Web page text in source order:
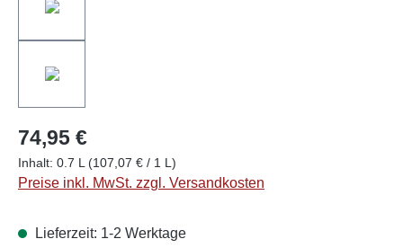
74,95 €
Inhalt: 0.7 L (107,07 € / 1 L)
Preise inkl. MwSt. zzgl. Versandkosten
Lieferzeit: 1-2 Werktage